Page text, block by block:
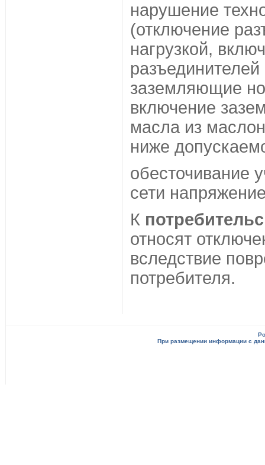
нарушение
(отключение
нагрузкой,
разъединителей
заземляющие
включение
масла из
ниже
обесточивание
сети
К
относят
вследствие
потребителя.
При размещении информации с